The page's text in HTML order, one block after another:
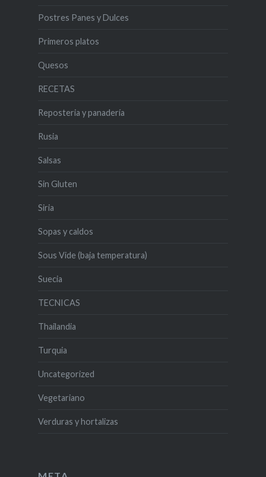
Postres Panes y Dulces
Primeros platos
Quesos
RECETAS
Reposteria y panadería
Rusia
Salsas
Sin Gluten
Siria
Sopas y caldos
Sous Vide (baja temperatura)
Suecia
TECNICAS
Thailandia
Turquia
Uncategorized
Vegetariano
Verduras y hortalizas